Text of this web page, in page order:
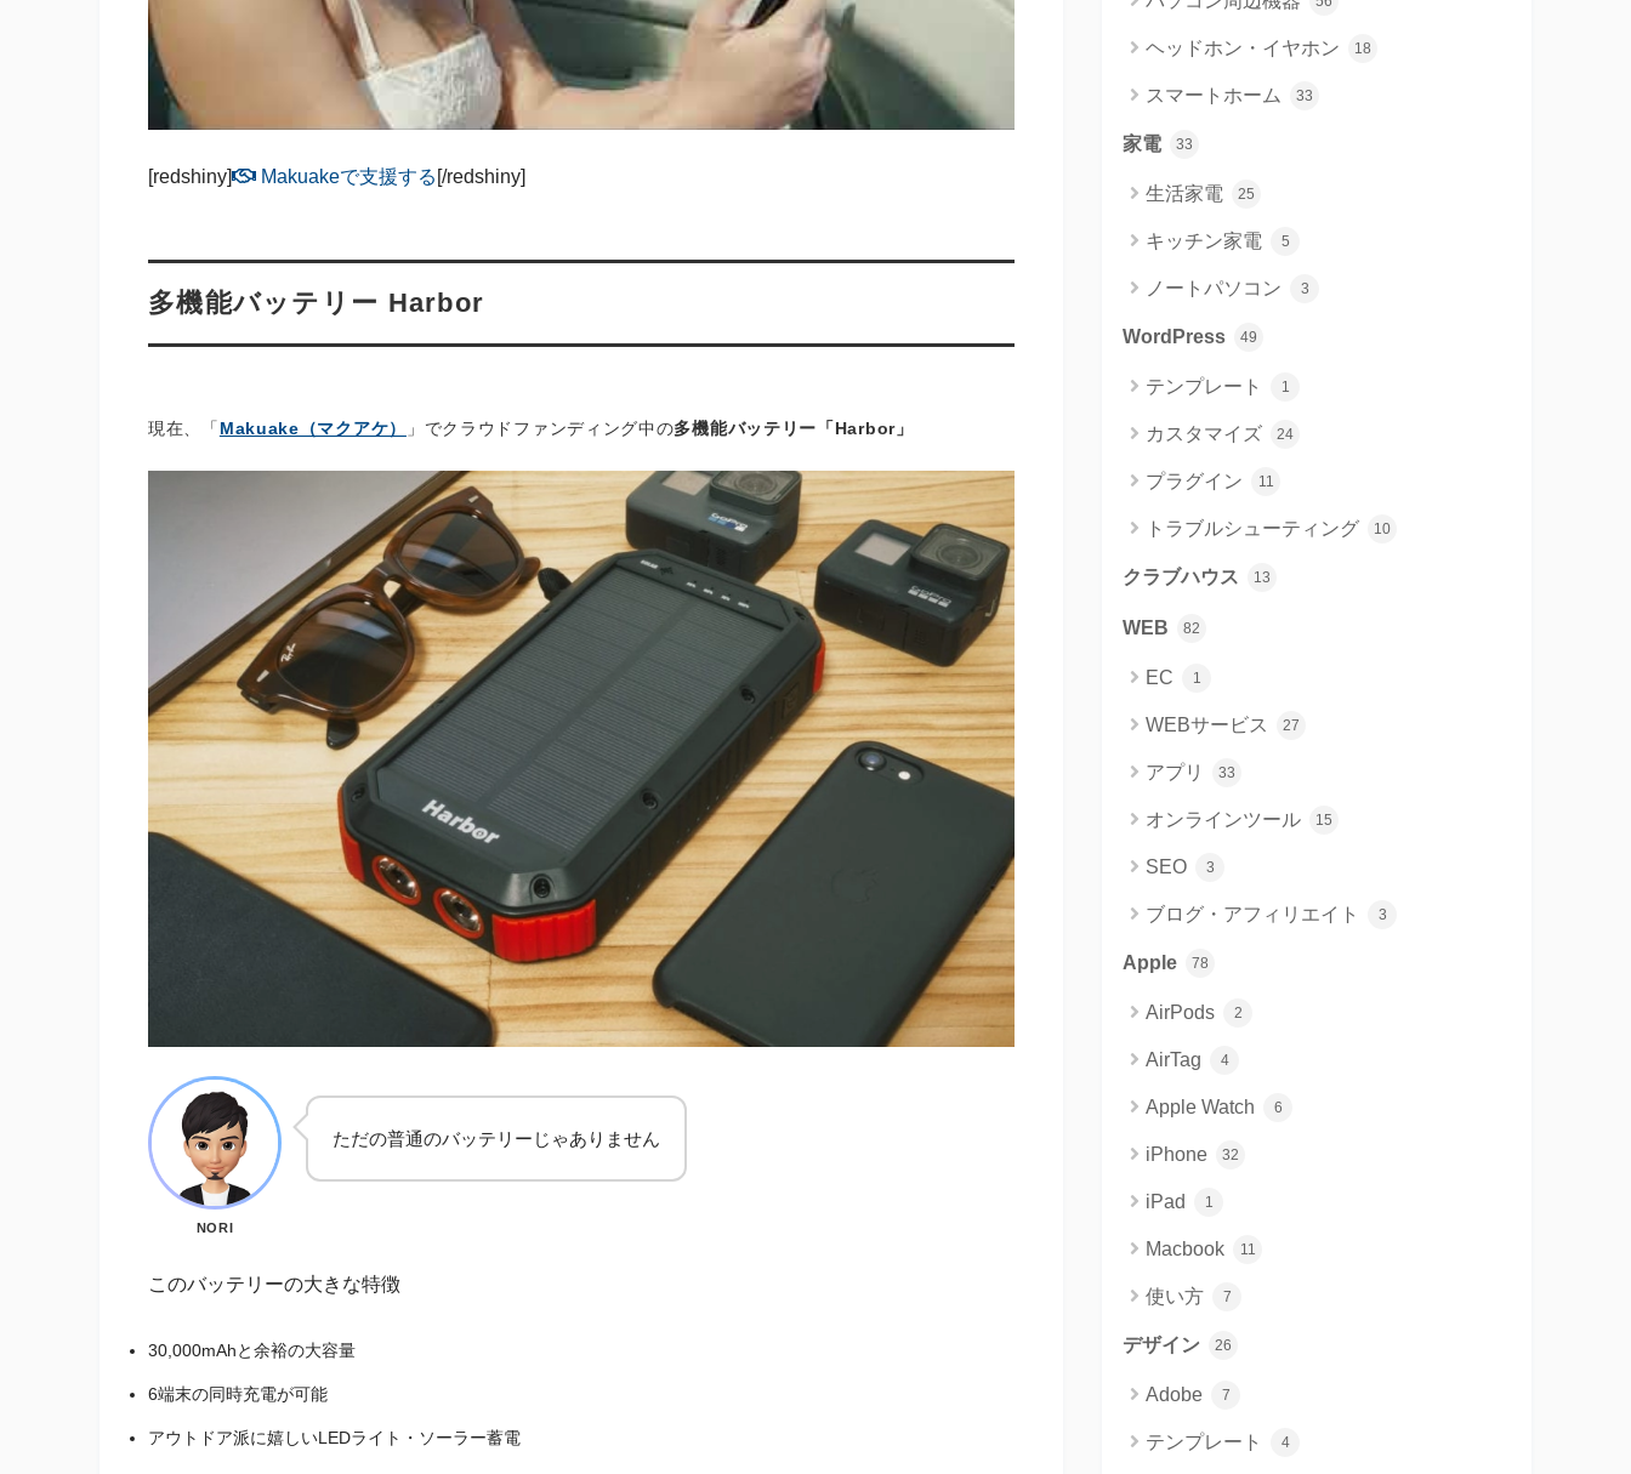
[redshiny] Makuakeで支援する [/redshiny]
多機能バッテリー Harbor
現在、「 Makuake（マクアケ） 」でクラウドファンディング中の多機能バッテリー「Harbor」
NORI
ただの普通のバッテリーじゃありません
このバッテリーの大きな特徴
30,000mAhと余裕の大容量
6端末の同時充電が可能
アウトドア派に嬉しいLEDライト・ソーラー蓄電
ヘッドホン・イヤホン 18
スマートホーム 33
家電 33
生活家電 25
キッチン家電 5
ノートパソコン 3
WordPress 49
テンプレート 1
カスタマイズ 24
プラグイン 11
トラブルシューティング 10
クラブハウス 13
WEB 82
EC 1
WEBサービス 27
アプリ 33
オンラインツール 15
SEO 3
ブログ・アフィリエイト 3
Apple 78
AirPods 2
AirTag 4
Apple Watch 6
iPhone 32
iPad 1
Macbook 11
使い方 7
デザイン 26
Adobe 7
テンプレート 4